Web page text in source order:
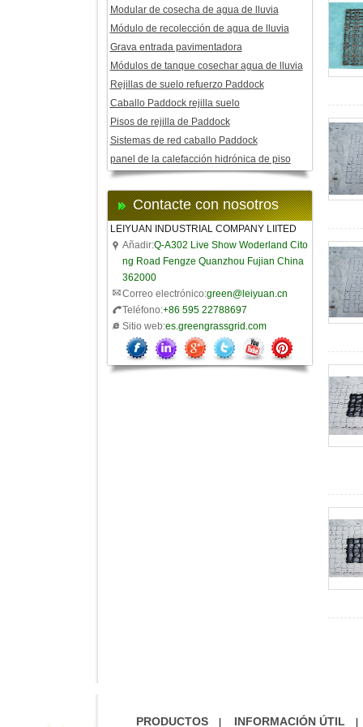
Modular de cosecha de agua de lluvia
Módulo de recolección de agua de lluvia
Grava entrada pavimentadora
Módulos de tanque cosechar agua de lluvia
Rejillas de suelo refuerzo Paddock
Caballo Paddock rejilla suelo
Pisos de rejilla de Paddock
Sistemas de red caballo Paddock
panel de la calefacción hidrónica de piso
Contacte con nosotros
LEIYUAN INDUSTRIAL COMPANY LIITED
Añadir:Q-A302 Live Show Woderland Cito
ng Road Fengze Quanzhou Fujian China
362000
Correo electrónico:green@leiyuan.cn
Teléfono:+86 595 22788697
Sitio web:es.greengrassgrid.com
PRODUCTOS INFORMACIÓN ÚTIL